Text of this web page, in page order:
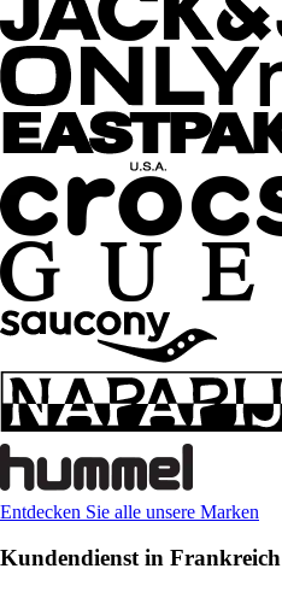
Entdecken Sie alle unsere Marken
Kundendienst in Frankreich